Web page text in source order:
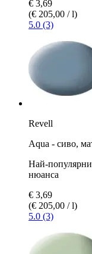
€ 3,69
(€ 205,00 / l)
5.0 (3)
Revell
Aqua - сиво,
Най-
нюанса
€ 3,69
(€ 205,00 / l)
5.0 (3)